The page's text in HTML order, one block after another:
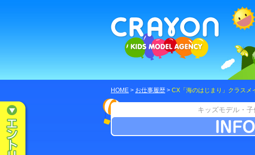
HOME > お仕事履歴 > CX「海のはじまり」クラスメ
キッズモデル・